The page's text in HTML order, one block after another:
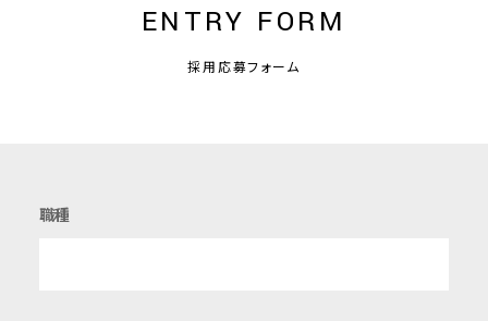
ENTRY FORM
採用応募フォーム
職種